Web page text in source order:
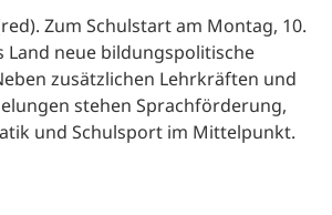
Zum Schulstart am Montag, 10.
Land neue bildungspolitische
zusätzlichen Lehrkräften und
stehen Sprachförderung,
und Schulsport im Mittelpunkt.